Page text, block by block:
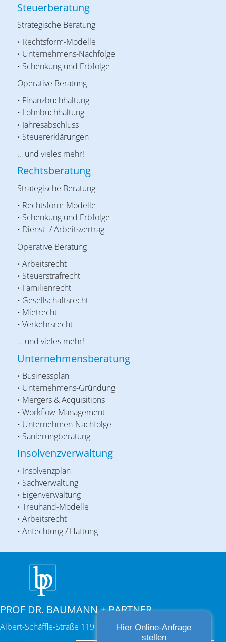
Steuerberatung
Strategische Beratung
• Rechtsform-Modelle
• Unternehmens-Nachfolge
• Schenkung und Erbfolge
Operative Beratung
• Finanzbuchhaltung
• Lohnbuchhaltung
• Jahresabschluss
• Steuererklärungen
… und vieles mehr!
Rechtsberatung
Strategische Beratung
• Rechtsform-Modelle
• Schenkung und Erbfolge
• Dienst- / Arbeitsvertrag
Operative Beratung
• Arbeitsrecht
• Steuerstrafrecht
• Familienrecht
• Gesellschaftsrecht
• Mietrecht
• Verkehrsrecht
… und vieles mehr!
Unternehmensberatung
• Businessplan
• Unternehmens-Gründung
• Mergers & Acquisitions
• Workflow-Management
• Unternehmen-Nachfolge
• Sanierungberatung
Insolvenzverwaltung
• Insolvenzplan
• Sachverwaltung
• Eigenverwaltung
• Treuhand-Modelle
• Arbeitsrecht
• Anfechtung / Haftung
PROF DR. BAUMANN + PARTNER
Albert-Schäffle-Straße 119 | 70186 Stuttgart
Hier Online-Anfrage
stellen